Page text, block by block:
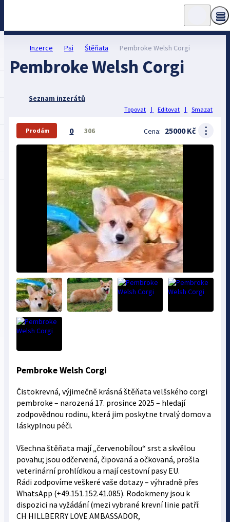
Inzerce Psi Štěňata Pembroke Welsh Corgi
Pembroke Welsh Corgi
Seznam inzerátů
Topovat | Editovat | Smazat
Prodám 0 306 Cena: 25000 Kč ⋮
Pembroke Welsh Corgi
Čistokrevná, výjimečně krásná štěňata velšského corgi
pembroke – narozená 17. prosince 2025 – hledají
zodpovědnou rodinu, která jim poskytne trvalý domov a
láskyplnou péči.
Všechna štěňata mají „červenobílou“ srst a skvělou
povahu; jsou odčervená, čipovaná a očkovaná, prošla
veterinární prohlídkou a mají cestovní pasy EU.
Rádi zodpovíme veškeré vaše dotazy – výhradně přes
WhatsApp (+49.151.152.41.085). Rodokmeny jsou k
dispozici na vyžádání (mezi vybrané krevní linie patří:
CH HILLBERRY LOVE AMBASSADOR,